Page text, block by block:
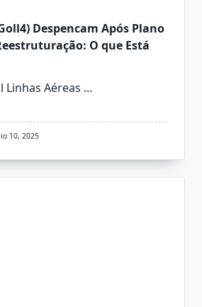
Despencam Após Plano
O que Está
Linhas Aéreas ...
10, 2025